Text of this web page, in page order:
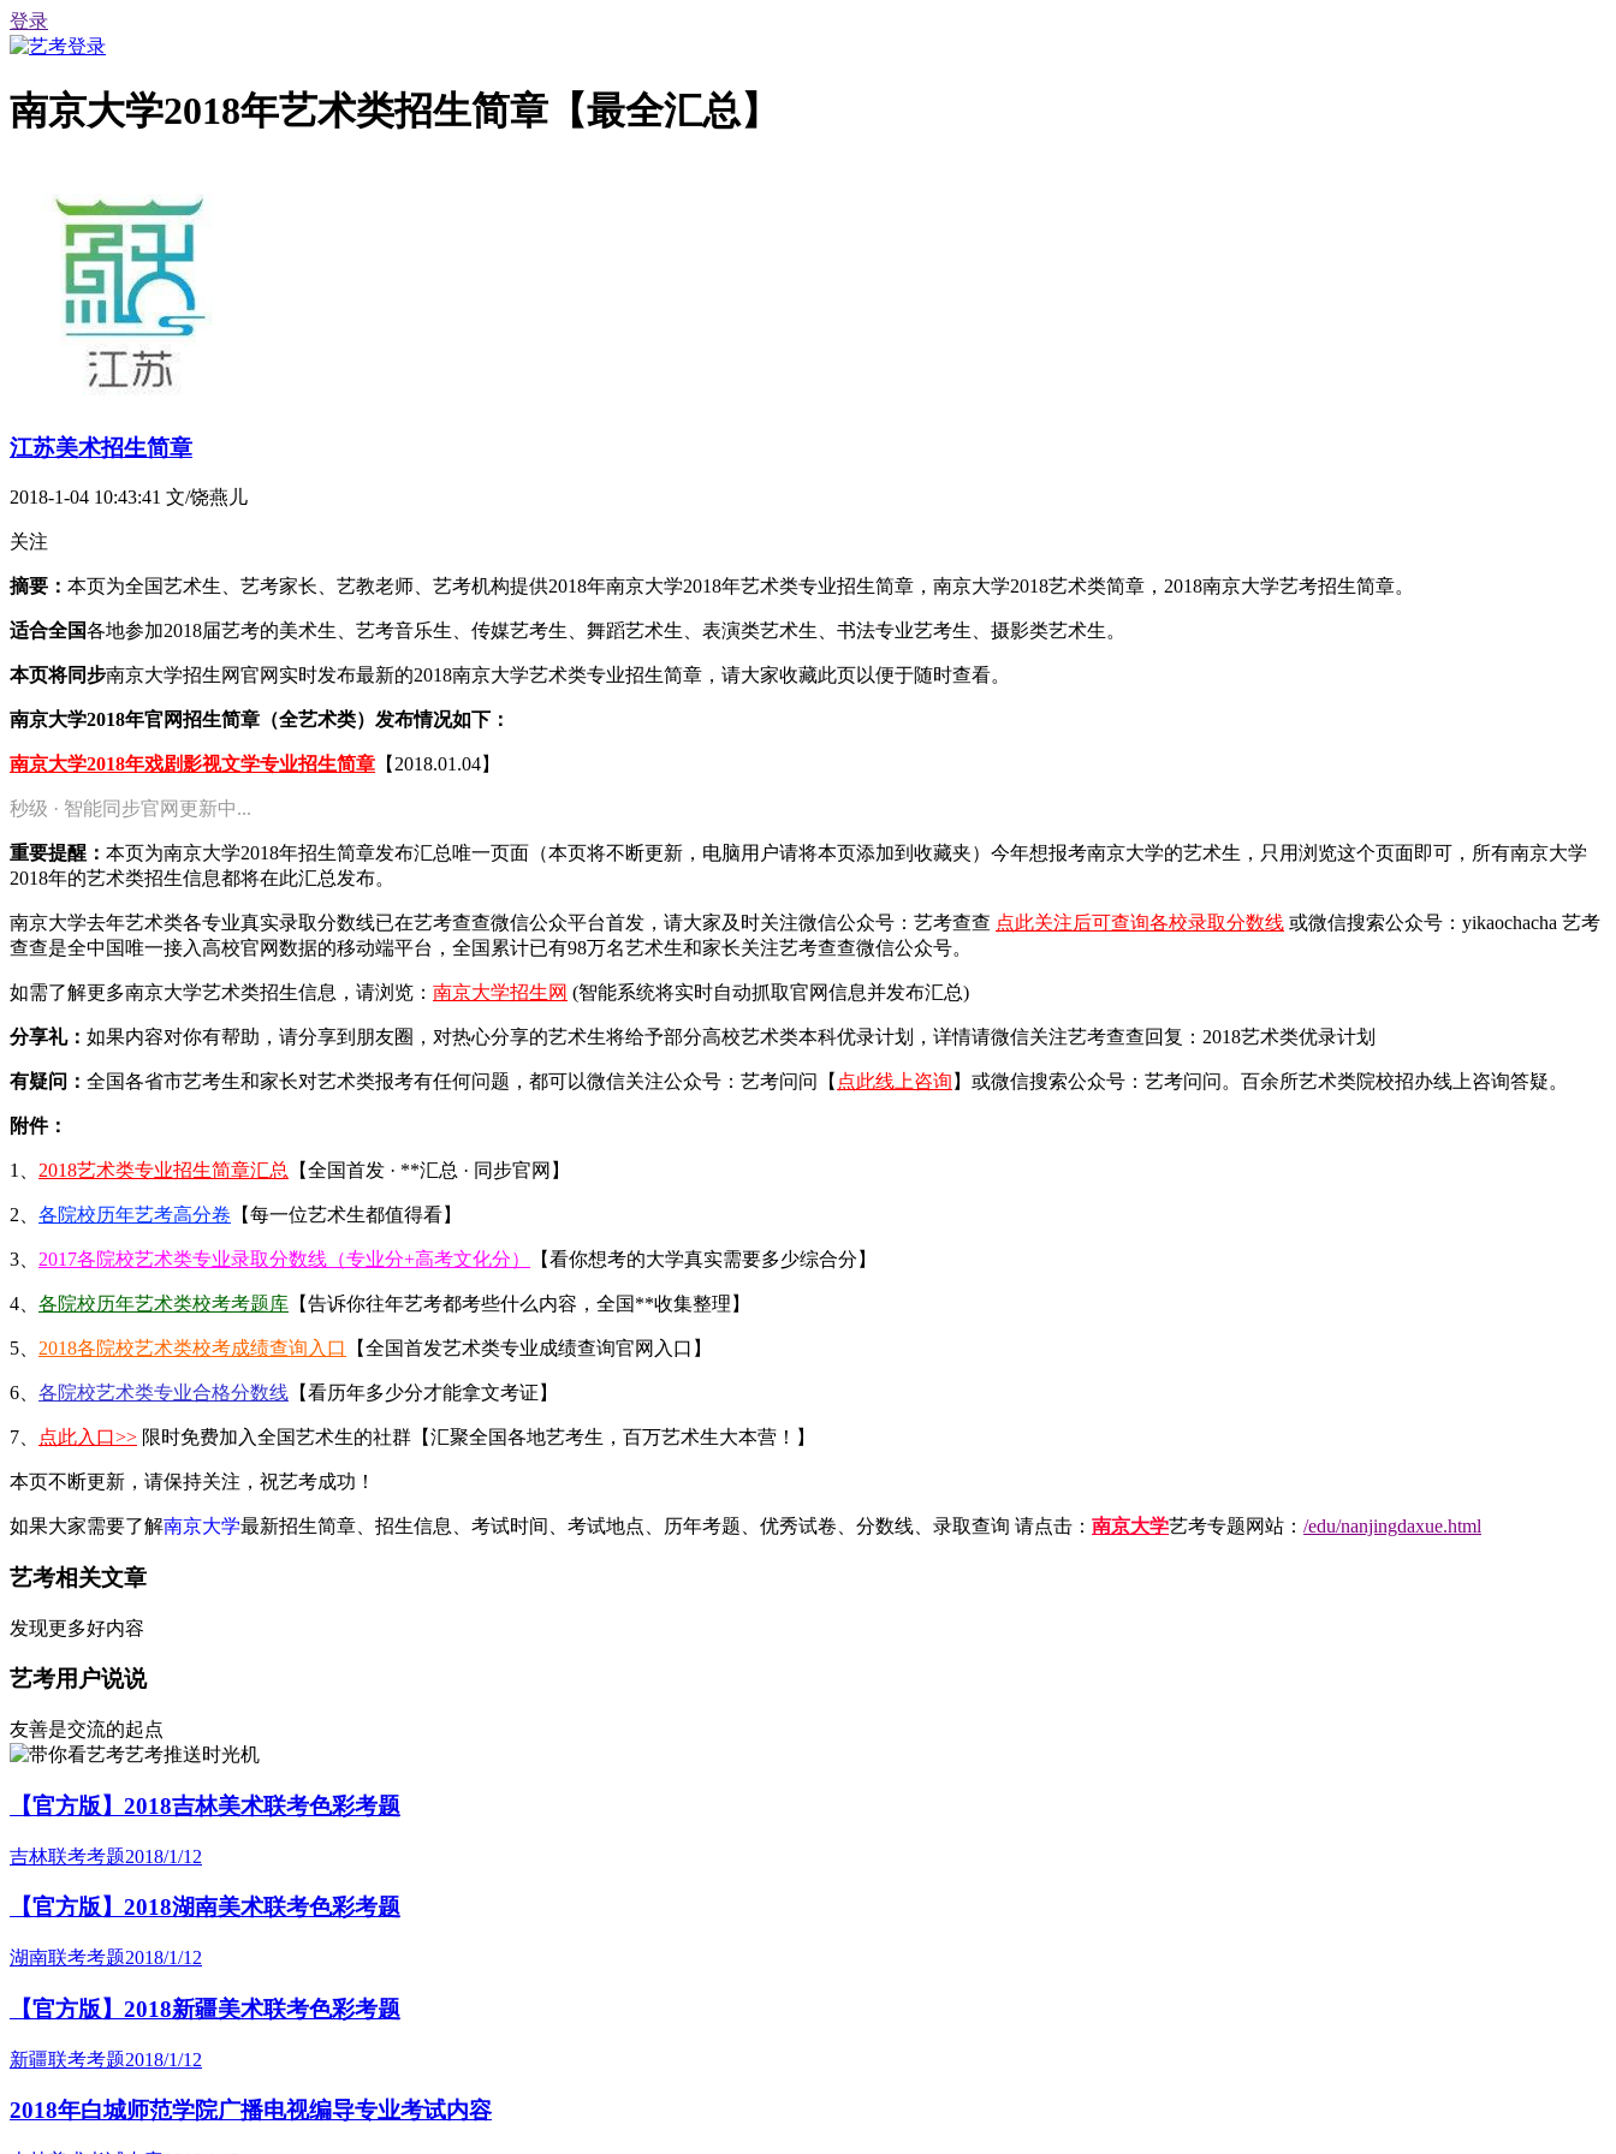
登录
南京大学2018年艺术类招生简章【最全汇总】
江苏美术招生简章
2018-1-04 10:43:41 文/饶燕儿
关注
摘要： 本页为全国艺术生、艺考家长、艺教老师、艺考机构提供2018年南京大学2018年艺术类专业招生简章，南京大学2018艺术类简章，2018南京大学艺考招生简章。
适合全国各地参加2018届艺考的美术生、艺考音乐生、传媒艺考生、舞蹈艺术生、表演类艺术生、书法专业艺考生、摄影类艺术生。
本页将同步南京大学招生网官网实时发布最新的2018南京大学艺术类专业招生简章，请大家收藏此页以便于随时查看。
南京大学2018年官网招生简章（全艺术类）发布情况如下：
南京大学2018年戏剧影视文学专业招生简章 【2018.01.04】
秒级 · 智能同步官网更新中...
重要提醒： 本页为南京大学2018年招生简章发布汇总唯一页面（本页将不断更新，电脑用户请将本页添加到收藏夹）今年想报考南京大学的艺术生，只用浏览这个页面即可，所有南京大学
2018年的艺术类招生信息都将在此汇总发布。
南京大学去年艺术类各专业真实录取分数线已在艺考查查微信公众平台首发， 请大家及时关注微信公众号：艺考查查 点此关注后可查询各校录取分数线 或微信搜索公众号：yikaochacha 艺考
查查是全中国唯一接入高校官网数据的移动端平台，全国累计已有98万名艺术生和家长关注艺考查查微信公众号。
如需了解更多南京大学艺术类招生信息，请浏览： 南京大学招生网 (智能系统将实时自动抓取官网信息并发布汇总)
分享礼： 如果内容对你有帮助，请分享到朋友圈，对热心分享的艺术生将给予部分高校艺术类本科优录计划，详情请微信关注艺考查查回复：2018艺术类优录计划
有疑问： 全国各省市艺考生和家长对艺术类报考有任何问题，都可以微信关注公众号：艺考问问【 点此线上咨询 】或微信搜索公众号：艺考问问。百余所艺术类院校招办线上咨询答疑。
附件：
1、 2018艺术类专业招生简章汇总 【全国首发 · **汇总 · 同步官网】
2、 各院校历年艺考高分卷 【每一位艺术生都值得看】
3、 2017各院校艺术类专业录取分数线（专业分+高考文化分） 【看你想考的大学真实需要多少综合分】
4、 各院校历年艺术类校考考题库 【告诉你往年艺考都考些什么内容，全国**收集整理】
5、 2018各院校艺术类校考成绩查询入口 【全国首发艺术类专业成绩查询官网入口】
6、 各院校艺术类专业合格分数线 【看历年多少分才能拿文考证】
7、 点此入口>> 限时免费加入全国艺术生的社群【汇聚全国各地艺考生，百万艺术生大本营！】
本页不断更新，请保持关注，祝艺考成功！
如果大家需要了解南京大学最新招生简章、招生信息、考试时间、考试地点、历年考题、优秀试卷、分数线、录取查询 请点击： 南京大学艺考专题网站： /edu/nanjingdaxue.html
艺考相关文章
发现更多好内容
艺考用户说说
友善是交流的起点
艺考推送时光机
【官方版】2018吉林美术联考色彩考题
吉林联考考题2018/1/12
【官方版】2018湖南美术联考色彩考题
湖南联考考题2018/1/12
【官方版】2018新疆美术联考色彩考题
新疆联考考题2018/1/12
2018年白城师范学院广播电视编导专业考试内容